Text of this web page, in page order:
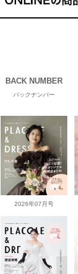
BACK NUMBER
バックナンバー
2026年07月号